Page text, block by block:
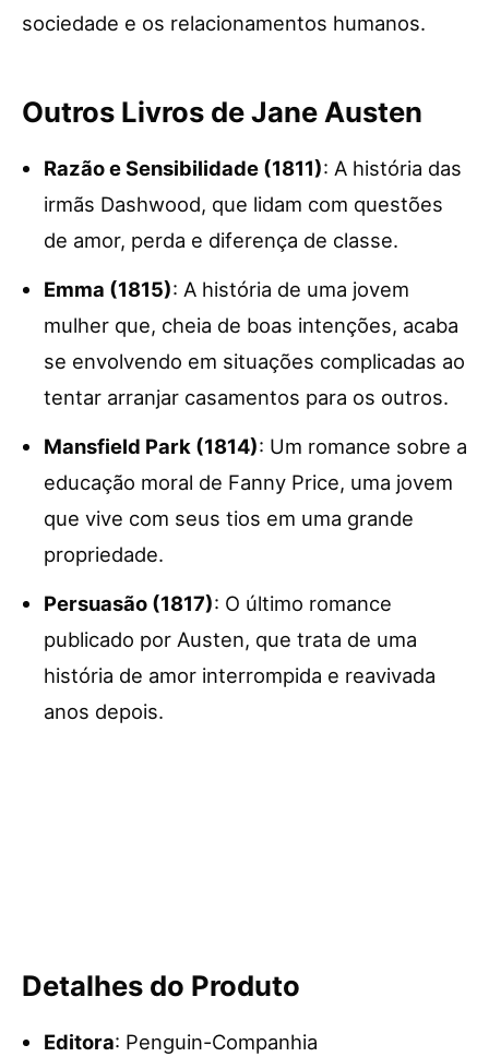
sociedade e os relacionamentos humanos.
Outros Livros de Jane Austen
Razão e Sensibilidade (1811): A história das
irmãs Dashwood, que lidam com questões
de amor, perda e diferença de classe.
Emma (1815): A história de uma jovem
mulher que, cheia de boas intenções, acaba
se envolvendo em situações complicadas ao
tentar arranjar casamentos para os outros.
Mansfield Park (1814): Um romance sobre a
educação moral de Fanny Price, uma jovem
que vive com seus tios em uma grande
propriedade.
Persuasão (1817): O último romance
publicado por Austen, que trata de uma
história de amor interrompida e reavivada
anos depois.
Detalhes do Produto
Editora: Penguin-Companhia